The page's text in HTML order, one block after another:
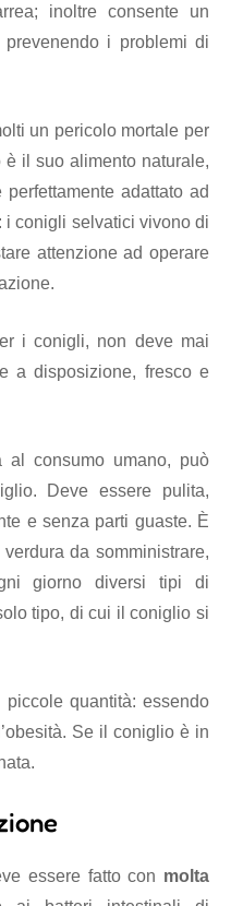
inoltre consente un
i problemi di
un pericolo mortale per
il suo alimento naturale,
adattato ad
i conigli selvatici vivono di
attenzione ad operare
i conigli, non deve mai
a disposizione, fresco e
al consumo umano, può
Deve essere pulita,
e senza parti guaste. È
da somministrare,
giorno diversi tipi di
tipo, di cui il coniglio si
quantità: essendo
Se il coniglio è in
essere fatto con molta